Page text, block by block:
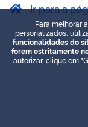
Ir para a
Para melhorar
personalizados,
funcionalidades do
forem estritamente
autorizar, clique em